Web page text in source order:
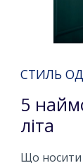
СТИЛЬ
5
літа
Що носити